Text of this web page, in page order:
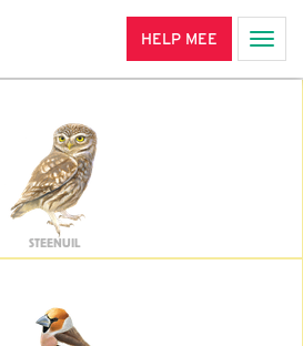
HELP MEE
STEENUIL